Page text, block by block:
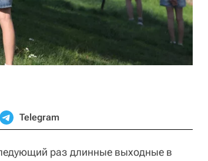
Telegram
раз длинные выходные в